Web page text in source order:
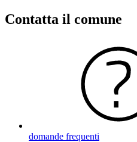
Contatta il comune
domande frequenti